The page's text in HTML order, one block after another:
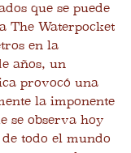
que se puede
The Waterpocket
en la
años, un
provocó una
la imponente
se observa hoy
todo el mundo